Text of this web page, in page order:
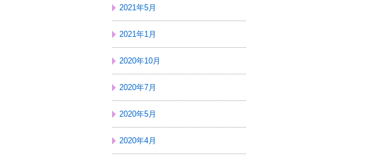
2021年5月
2021年1月
2020年10月
2020年7月
2020年5月
2020年4月